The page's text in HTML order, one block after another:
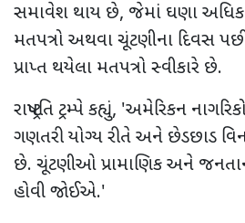
સમાવેશ થાય છે, જેમાં ઘણા
મતપત્રો અથવા ચૂંટણીના દિવસ
પ્રાપ્ત થયેલા મતપત્રો સ્વીકારે છે.
રાષ્ટ્રપતિ ટ્રમ્પે કહ્યું, 'અમેરિકન
ગણતરી યોગ્ય રીતે અને છેડછાડ
છે. ચૂંટણીઓ પ્રામાણિક અને
હોવી જોઈએ.'